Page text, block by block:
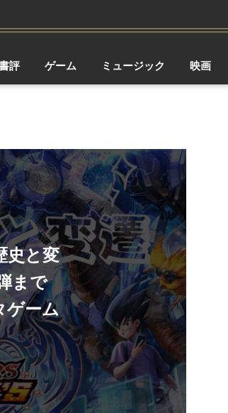
評 ゲーム ミュージック 映画
史と変
まで
ゲーム